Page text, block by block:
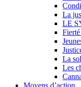
La
LE
La
Les